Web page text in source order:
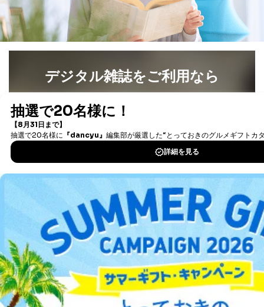
が、これらに限りません。
委託先：カスタマーサポート支援会社 、クレジッ
トカード決済などの決済代行・料金回収会社、広
告配信サービス会社
提供先：出版社、出版物発売元、卸売会社、販売
販売店などの梱包・配送・配達会社
４．開示対象個人情報の「開示」「訂正」等の請求につ
いて
当社は、本人から、開示対象個人情報について利用目的
の通知を求められた場合には、遅滞なくこれに応じま
す。ただし、以下①～④のいずれかに該当する場合は、
は、本人に遅滞無くその旨を通知するとともに、理由を
①利用目的を本人に通知し、又は公表することによって
本人又は第三者の生命、身体、財産その他の権利利益を
害するおそれがある場合
②利用目的を本人に通知し、又は公表することによって
当該事業者の権利又は正当な利益を害するおそれがある
場合
③国の機関又は地方公共団体が法令の定める事務を遂行
することに対して協力する必要がある場合であって、利
用目的を本人に通知し、又は公表することによって当該
事務の遂行に支障を及ぼすおそれがあるとき
デジタル雑誌をご利用なら
書籍）が無料で読み放題！
DOWNLOAD FOR IOS
DOWNLOAD FOR ANDROID
ご利用方法はこちら
総合案内
アフィリエイト 採用情報